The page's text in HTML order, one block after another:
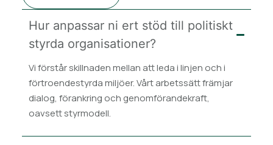
Hur anpassar ni ert stöd till politiskt
styrda organisationer?
Vi förstår skillnaden mellan att leda i linjen och i
förtroendestyrda miljöer. Vårt arbetssätt främjar
dialog, förankring och genomförandekraft,
oavsett styrmodell.